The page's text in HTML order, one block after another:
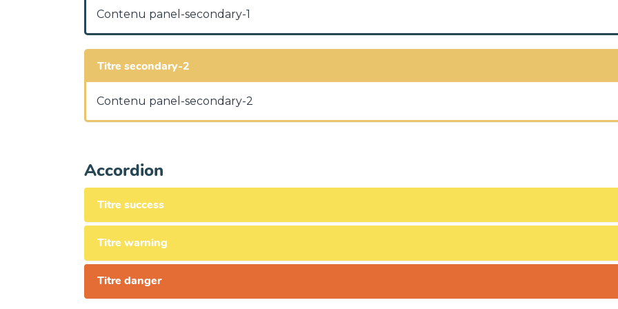
Contenu panel-secondary-1
Titre secondary-2
Contenu panel-secondary-2
Accordion
Titre success
Titre warning
Titre danger